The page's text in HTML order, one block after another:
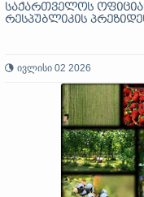
საქართველოს
რესპუბლიკის
ივლისი 02 2026